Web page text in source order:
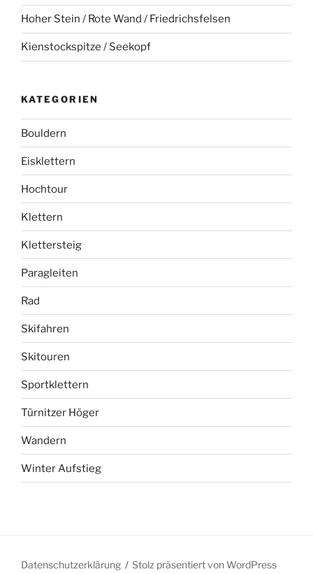
Hoher Stein / Rote Wand / Friedrichsfelsen
Kienstockspitze / Seekopf
KATEGORIEN
Bouldern
Eisklettern
Hochtour
Klettern
Klettersteig
Paragleiten
Rad
Skifahren
Skitouren
Sportklettern
Türnitzer Höger
Wandern
Winter Aufstieg
Datenschutzerklärung Stolz präsentiert von WordPress